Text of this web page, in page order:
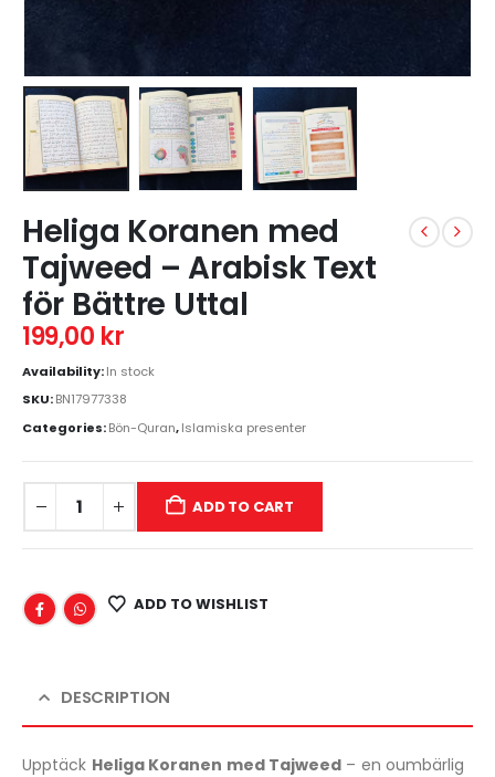
Heliga Koranen med
Tajweed – Arabisk Text
för Bättre Uttal
199,00 kr
Availability:In stock
SKU:BN17977338
Categories:Bön-Quran,Islamiska presenter
ADD TO CART
ADD TO WISHLIST
DESCRIPTION
Upptäck Heliga Koranen med Tajweed – en oumbärlig